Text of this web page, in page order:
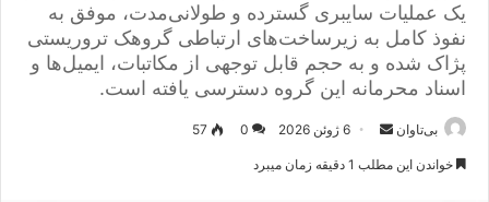
یک عملیات سایبری گسترده و طولانی‌مدت، موفق به
نفوذ کامل به زیرساخت‌های ارتباطی گروهک تروریستی
پژاک شده و به حجم قابل توجهی از مکاتبات، ایمیل‌ها و
اسناد محرمانه این گروه دسترسی یافته است.
بی‌تاوان
ر
6 ژوئن 2026 0
57
خواندن این مطلب 1 دقیقه زمان میبرد